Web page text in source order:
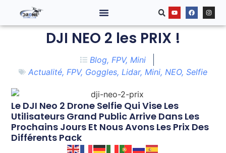
DJI NEO 2 les PRIX !
Blog, FPV, Mini
Actualité, FPV, Goggles, Lidar, Mini, NEO, Selfie
Le DJI Neo 2 Drone Selfie Qui Vise Les
Utilisateurs Grand Public Arrive Dans Les
Prochains Jours Et Nous Avons Les Prix Des
Différents Pack